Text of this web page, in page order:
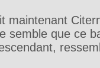
maintenant
semble que ce